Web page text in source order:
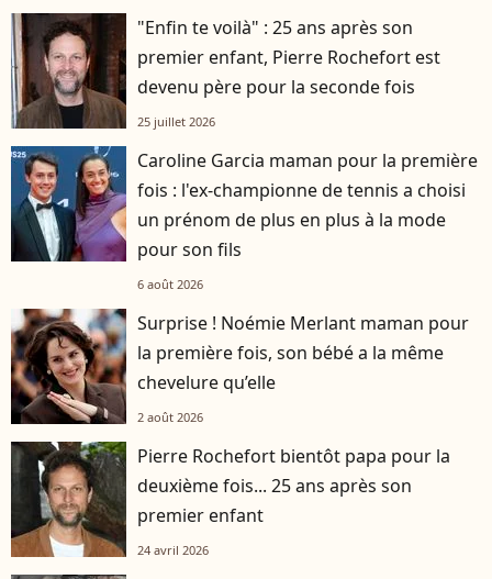
"Enfin te voilà" : 25 ans après son
premier enfant, Pierre Rochefort est
devenu père pour la seconde fois
25 juillet 2026
Caroline Garcia maman pour la première
fois : l'ex-championne de tennis a choisi
un prénom de plus en plus à la mode
pour son fils
6 août 2026
Surprise ! Noémie Merlant maman pour
la première fois, son bébé a la même
chevelure qu’elle
2 août 2026
Pierre Rochefort bientôt papa pour la
deuxième fois... 25 ans après son
premier enfant
24 avril 2026